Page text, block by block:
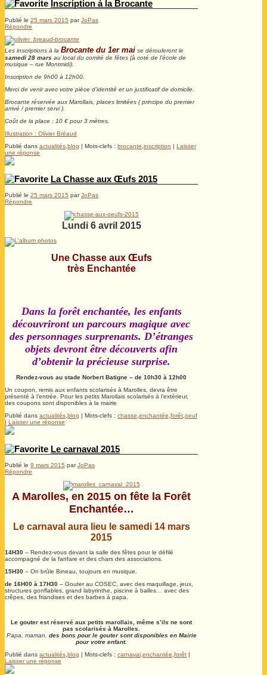
Inscription à la Brocante
Publié le 25 mars 2015 parJoPas
Répondre
Les inscriptions à la Brocante du 1er mai se dérouleront le
samedi 28 mars au local du comité de fêtes (à coté de l’école de
musique – rue Montmidi).
Inscription de 9h00 à 12h00.
Merci de venir avec votre pièce d’identité et un justificatif de domicile.
Brocante réservée aux Marollais, places limitées ( principe du premier
arrivé / premier servi ).
Coût de la place : 10 € pour 3 mètres.
Illustration : Olivier Bréaud
Publié dans actualités blog | Mots-clefs : brocante inscription | Laisser
une réponse
La Chasse aux Œufs 2015
Publié le 25 mars 2015 parJoPas
Répondre
Lundi 6 avril 2015
Une Chasse aux Œufs
très Enchantée
Dans la forêt enchantée, les enfants
découvriront un parcours magique avec
des personnages surprenants. D’étranges
objets devront être découverts afin
d’obtenir la précieuse surprise.
Rendez-vous au stade Norbert Batigne – de 10h30 à 12h00
Un coupon, remis aux enfants scolarisés à Marolles, devra être
présenté à l’entrée. Pour les petits Marollais scolarisés à l’extérieur,
des coupons sont disponibles à la mairie
Publié dans actualités,blog Mots-clefs : chasse,enchantée,forêt,oeuf
Laisser une réponse
Le carnaval 2015
Publié le 9 mars 2015 parJoPas
Répondre
A Marolles, en 2015 on fête la Forêt
Enchantée…
Le carnaval aura lieu le samedi 14 mars
2015
14H30 – Rendez-vous devant la salle des fêtes pour le défilé
accompagné de la fanfare et des chars des associations.
15H30 – On brûle Bineau, toujours en musique.
de 16H00 à 17H30 – Gouter au COSEC, avec des maquillage, jeux,
structures gonflables, grand labyrinthe, piscine à balles… avec des
crêpes, des friandises et des barbes à papa.
Le gouter est réservé aux petits marollais, même s’ils ne sont
pas scolarisés à Marolles.
Papa, maman, des bons pour le gouter sont disponibles en Mairie
pour votre enfant.
Publié dans actualités,blog | Mots-clefs : carnaval,enchantée,forêt |
Laisser une réponse